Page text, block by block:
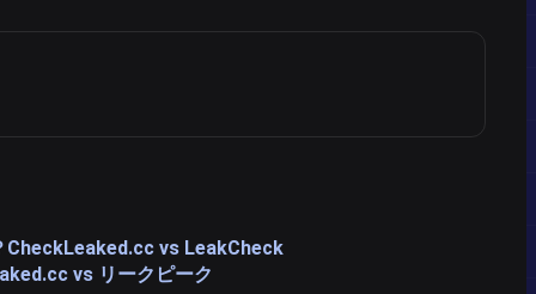
CheckLeaked.cc vs LeakCheck
vs リークピーク